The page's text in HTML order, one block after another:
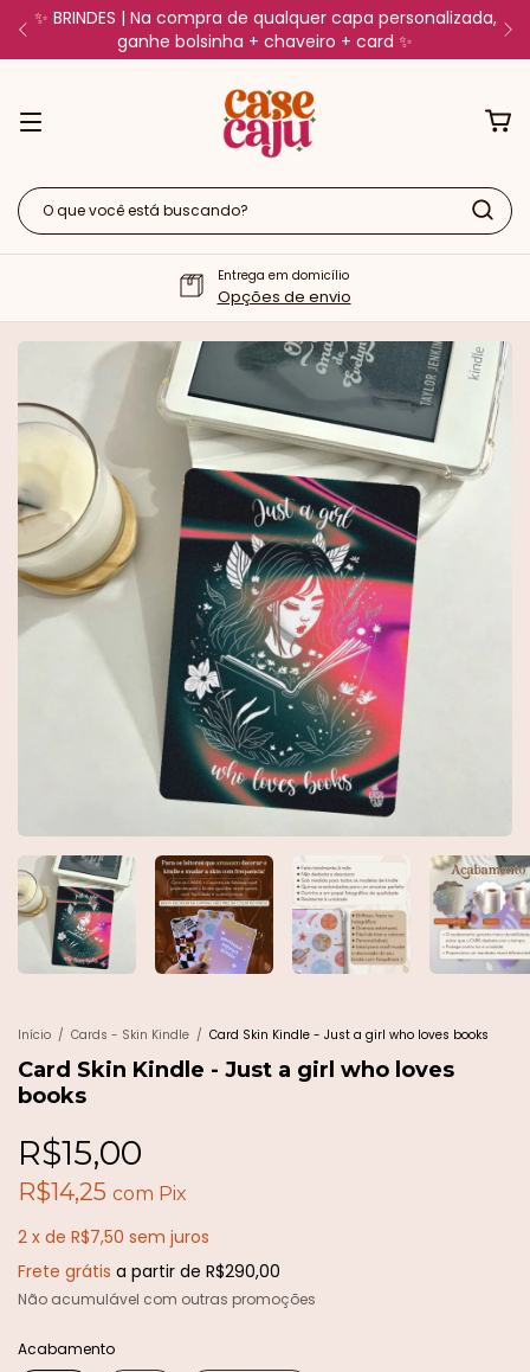
✨ BRINDES | Na compra de qualquer capa personalizada,
ganhe bolsinha + chaveiro + card ✨
Entrega em domicílio
Opções de envio
Início / Cards - Skin Kindle / Card Skin Kindle - Just a girl who loves books
Card Skin Kindle - Just a girl who loves
books
R$15,00
R$14,25 com Pix
2 x de R$7,50 sem juros
Frete grátis a partir de R$290,00
Não acumulável com outras promoções
Acabamento